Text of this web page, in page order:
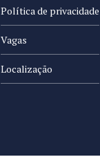
Política de privacidade
Vagas
Localização